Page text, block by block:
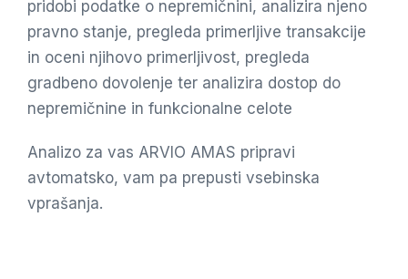
pridobi podatke o nepremičnini, analizira njeno
pravno stanje, pregleda primerljive transakcije
in oceni njihovo primerljivost, pregleda
gradbeno dovolenje ter analizira dostop do
nepremičnine in funkcionalne celote
Analizo za vas ARVIO AMAS pripravi
avtomatsko, vam pa prepusti vsebinska
vprašanja.